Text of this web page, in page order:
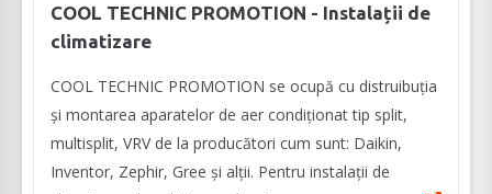
COOL TECHNIC PROMOTION - Instalații de
climatizare
COOL TECHNIC PROMOTION se ocupă cu distruibuția
și montarea aparatelor de aer condiționat tip split,
multisplit, VRV de la producători cum sunt: Daikin,
Inventor, Zephir, Gree și alții. Pentru instalații de